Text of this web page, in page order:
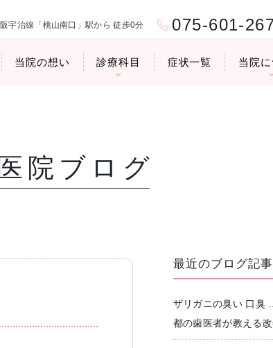
宇治線「桃山南口」駅から 徒歩0分 075-601-
当院の想い 診療科目 症状一覧 当院
院ブログ
最近のブログ記事
ザリガニの臭い 口臭
都の歯医者が教える